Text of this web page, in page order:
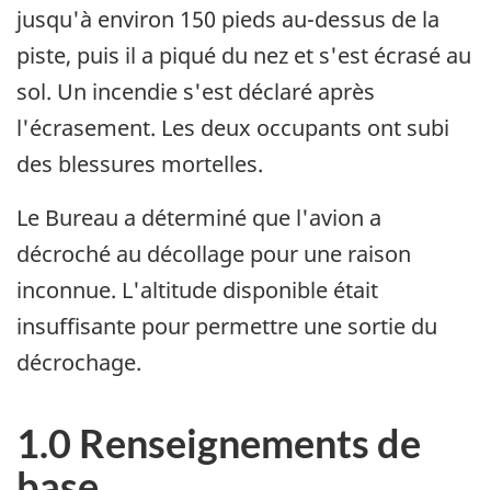
jusqu'à environ 150 pieds au-dessus de la
piste, puis il a piqué du nez et s'est écrasé au
sol. Un incendie s'est déclaré après
l'écrasement. Les deux occupants ont subi
des blessures mortelles.
Le Bureau a déterminé que l'avion a
décroché au décollage pour une raison
inconnue. L'altitude disponible était
insuffisante pour permettre une sortie du
décrochage.
1.0 Renseignements de